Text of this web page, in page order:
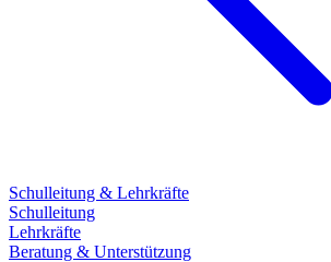
Schulleitung & Lehrkräfte
Schulleitung
Lehrkräfte
Beratung & Unterstützung